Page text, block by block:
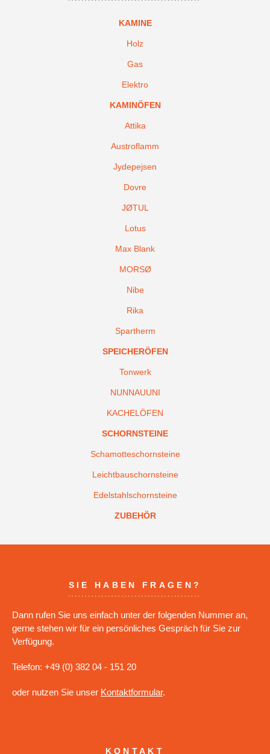
KAMINE
Holz
Gas
Elektro
KAMINÖFEN
Attika
Austroflamm
Jydepejsen
Dovre
JØTUL
Lotus
Max Blank
MORSØ
Nibe
Rika
Spartherm
SPEICHERÖFEN
Tonwerk
NUNNAUUNI
KACHELÖFEN
SCHORNSTEINE
Schamotteschornsteine
Leichtbauschornsteine
Edelstahlschornsteine
ZUBEHÖR
SIE HABEN FRAGEN?
Dann rufen Sie uns einfach unter der folgenden Nummer an,
gerne stehen wir für ein persönliches Gespräch für Sie zur
Verfügung.
Telefon: +49 (0) 382 04 - 151 20
oder nutzen Sie unser Kontaktformular.
KONTAKT